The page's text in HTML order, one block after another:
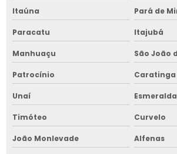
Fornalha para grãos
Fornalha para grãos no nordeste
Galpão para silos no nordeste
Manutenção de cavaqueira para fornalha
Itaúna Pará de
Paracatu Itajubá
Manhuaçu São João
Patrocínio Caratinga
Unaí
Timóteo Curvelo
João Monlevade Alfenas